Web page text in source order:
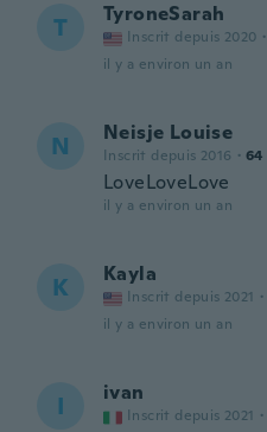
T TyroneSarah
Inscrit depuis 2020 ·
il y a environ un an
N Neisje Louise
Inscrit depuis 2016 · 64
LoveLoveLove
il y a environ un an
K Kayla
Inscrit depuis 2021 ·
il y a environ un an
I ivan
Inscrit depuis 2021 ·